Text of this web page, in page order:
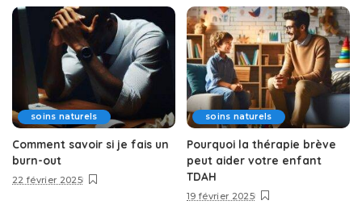
soins naturels
Comment savoir si je fais un
burn-out
22 février 2025
soins naturels
Pourquoi la thérapie brève
peut aider votre enfant
TDAH
19 février 2025